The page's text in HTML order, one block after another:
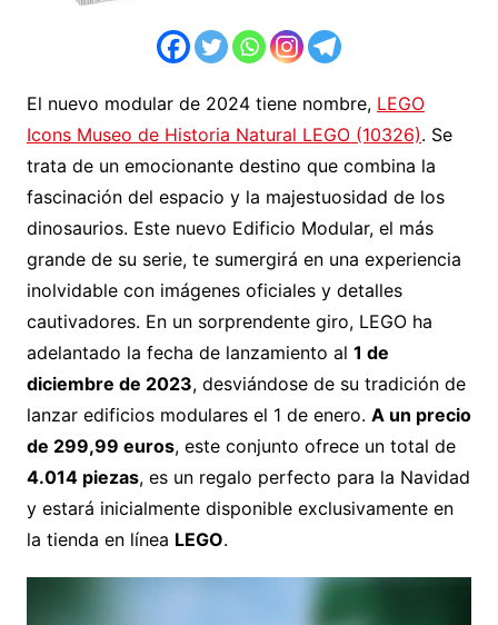
El nuevo modular de 2024 tiene nombre, LEGO
Icons Museo de Historia Natural LEGO (10326). Se
trata de un emocionante destino que combina la
fascinación del espacio y la majestuosidad de los
dinosaurios. Este nuevo Edificio Modular, el más
grande de su serie, te sumergirá en una experiencia
inolvidable con imágenes oficiales y detalles
cautivadores. En un sorprendente giro, LEGO ha
adelantado la fecha de lanzamiento al 1 de
diciembre de 2023, desviándose de su tradición de
lanzar edificios modulares el 1 de enero. A un precio
de 299,99 euros, este conjunto ofrece un total de
4.014 piezas, es un regalo perfecto para la Navidad
y estará inicialmente disponible exclusivamente en
la tienda en línea LEGO.